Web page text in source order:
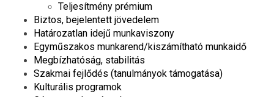
Teljesítmény prémium
Biztos, bejelentett jövedelem
Határozatlan idejű munkaviszony
Egyműszakos munkarend/kiszámítható munkaidő
Megbízhatóság, stabilitás
Szakmai fejlődés (tanulmányok támogatása)
Kulturális programok